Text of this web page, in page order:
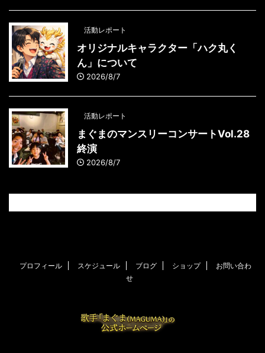
活動レポート
オリジナルキャラクター「ハク丸く
ん」について
2026/8/7
活動レポート
まぐまのマンスリーコンサートVol.28
終演
2026/8/7
プロフィール スケジュール ブログ ショップ
お問い合わ
せ